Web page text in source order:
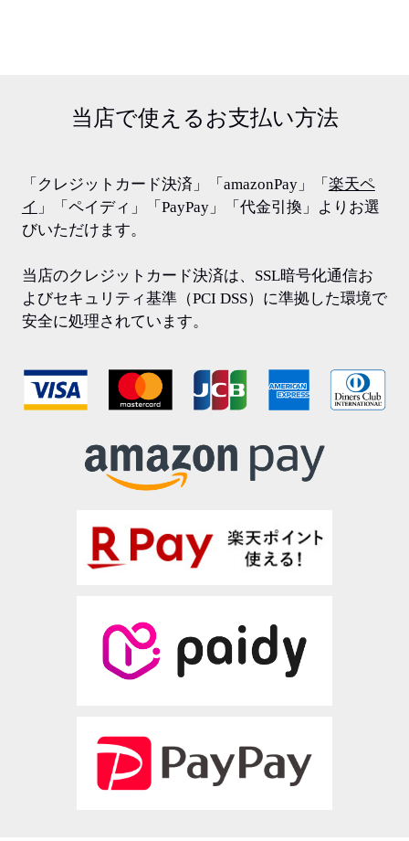
当店で使える お支払い方法
「クレジットカード決済」「amazonPay」「 楽天ペ
イ 」「ペイディ」「PayPay」「代金引換」よりお選
びいただけます。
当店のクレジットカード決済は、SSL暗号化通信お
よびセキュリティ基準（PCI DSS）に準拠した環境で
安全に処理されています。